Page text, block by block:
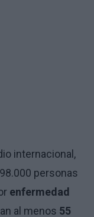
internacional,
personas
enfermedad
al menos 55